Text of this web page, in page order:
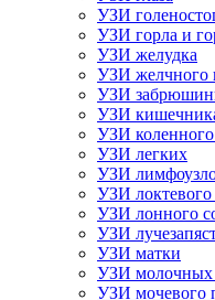
УЗИ
УЗИ горла и
УЗИ желудка
УЗИ желчного
УЗИ
УЗИ
УЗИ коленного
УЗИ легких
УЗИ
УЗИ локтевого
УЗИ лонного
УЗИ
УЗИ матки
УЗИ молочных
УЗИ мочевого